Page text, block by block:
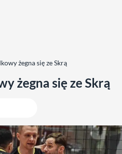
żegna się ze Skrą
żegna się ze Skrą